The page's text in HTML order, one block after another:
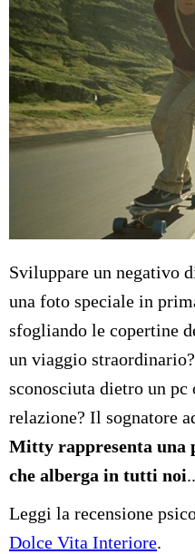
Sviluppare un negativo
una foto speciale in
sfogliando le copertine
un viaggio
sconosciuta dietro un pc
relazione? Il sognatore
Mitty rappresenta una
che alberga in tutti noi
Leggi la recensione
Dolce Vita Interiore.